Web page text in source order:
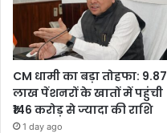
CM धामी का बड़ा तोहफा: 9.87
लाख पेंशनरों के खातों में पहुंची
₹146 करोड़ से ज्यादा की राशि
1 day ago